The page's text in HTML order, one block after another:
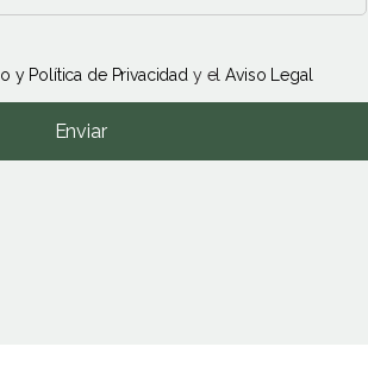
y Política de Privacidad y elAviso Legal
Enviar